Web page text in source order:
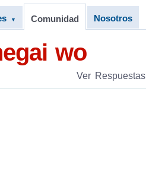
▼ Comunidad Nosotros
wo
Ver Respuestas